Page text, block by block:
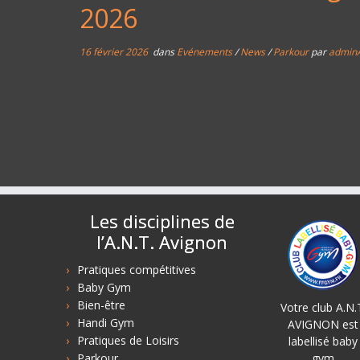
2026
16 février 2026dansEvénements/News/Parkourpar
Les disciplines de
l’A.N.T. Avignon
Pratiques compétitives
Baby Gym
Bien-être
Handi Gym
Pratiques de Loisirs
Votre club
AVIGNON est
labellisé baby